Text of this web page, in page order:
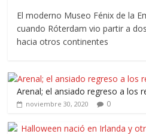
El moderno Museo Fénix de la
cuando Róterdam vio partir a
hacia otros continentes
Arenal; el ansiado regreso a los
noviembre 30, 2020 0